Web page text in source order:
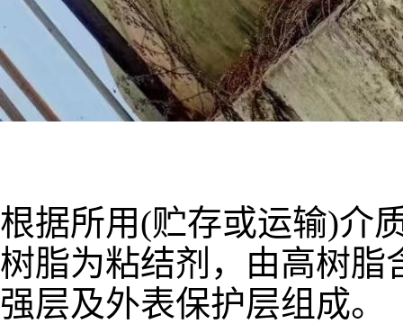
根据所用(贮存或运输)介
树脂为粘结剂，由高树脂
强层及外表保护层组成。